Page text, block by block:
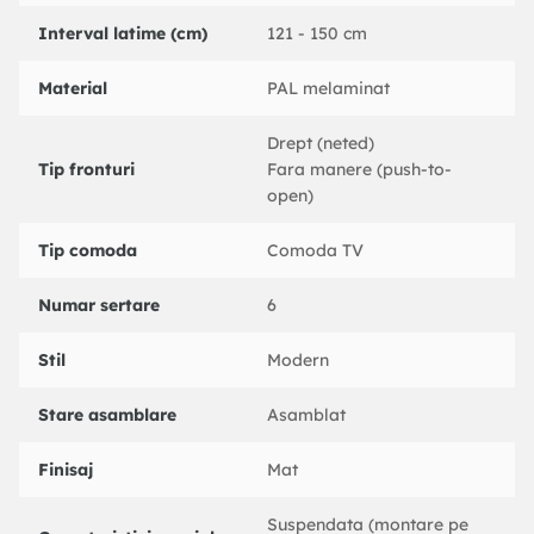
Material: Panou aglomerat de particule acoperit cu
Lățime: 149. 8cm
Culoare: nuc și negru
Se poate monta pe perete: Da
Interval latime (cm) 121 - 150 cm
Material PAL melaminat
Tip fronturi
Drept (neted)
Fara manere (push-to-
open)
Tip comoda Comoda TV
Numar sertare 6
Stil Modern
Stare asamblare Asamblat
Finisaj Mat
Suspendata (montare pe